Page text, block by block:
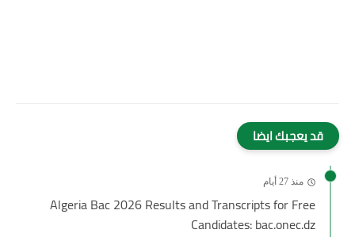
قد يعجبك ايضا
منذ 27 أيام
Algeria Bac 2026 Results and Transcripts for Free
Candidates: bac.onec.dz